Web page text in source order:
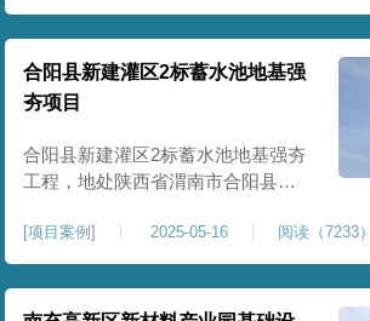
地层松散、裂隙发育、塌陷沉降等
隐患，采用强夯工艺加固场地地
基，消除采空地质风险，提升场地
整体稳定性与承载力，彻底改善地
块建设条件，实现矿区地质灾害治
理与土地安全利用。
合阳县新建灌区2标蓄水池地基强
夯项目
合阳县新建灌区2标蓄水池地基强夯
工程，地处陕西省渭南市合阳县，
的关键前置工程，主要服务于片区
农业灌溉蓄水配套建设，为后续蓄
水池主体施工筑牢地基基础，保障
灌区水利设施长期稳定运行。本工
[项目案例] 2025-05-16 阅读（7233）